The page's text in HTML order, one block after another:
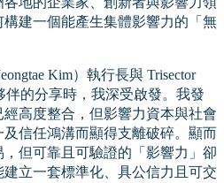
建一個能產生集體影響力的「無
Kim）執行長與 Trisector
伴的分享時，我深受啟發。我發
高度整合，但影響力資本與社會
信任鴻溝而顯得支離破碎。顯而
但可靠且可驗證的「影響力」卻
立一套標準化、具公信力且可交